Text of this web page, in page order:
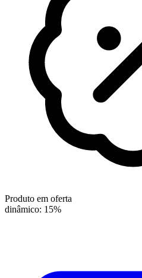
Produto em oferta
dinâmico: 15%